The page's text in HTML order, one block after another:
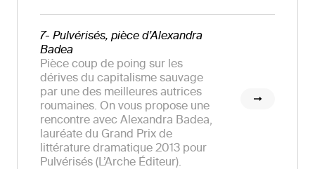
7- Pulvérisés, pièce d’Alexandra
Badea
Pièce coup de poing sur les
dérives du capitalisme sauvage
par une des meilleures autrices
roumaines. On vous propose une
rencontre avec Alexandra Badea,
lauréate du Grand Prix de
littérature dramatique 2013 pour
Pulvérisés (L’Arche Éditeur).